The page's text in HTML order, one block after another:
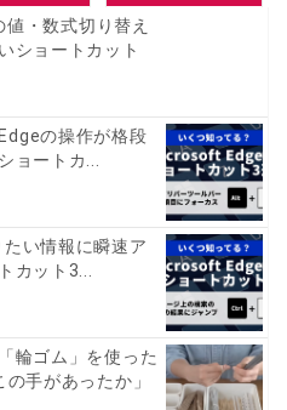
値・数式切り替え
ショートカット
の操作が格段
ョートカ...
い情報に瞬速ア
カット3...
輪ゴム」を使った
手があったか」